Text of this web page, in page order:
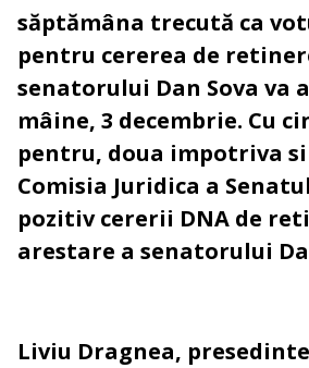
săptămâna trecută ca
pentru cererea de
senatorului Dan Sova va
mâine, 3 decembrie. Cu
pentru, doua impotriva
Comisia Juridica a
pozitiv cererii DNA de
arestare a senatorului
Liviu Dragnea,